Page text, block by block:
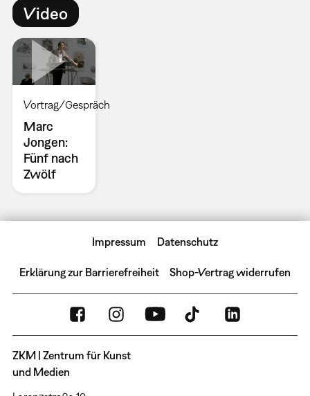
Video
Vortrag/Gespräch
Marc
Jongen:
Fünf nach
Zwölf
Impressum Datenschutz
Erklärung zur Barrierefreiheit Shop-Vertrag widerrufen
ZKM | Zentrum für Kunst
und Medien